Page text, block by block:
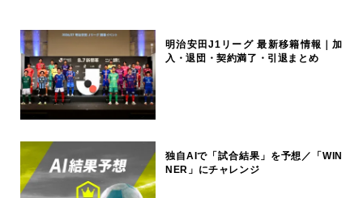
明治安田J1リーグ 最新移籍情報｜加
入・退団・契約満了・引退まとめ
独自AIで「試合結果」を予想／「WIN
NER」にチャレンジ